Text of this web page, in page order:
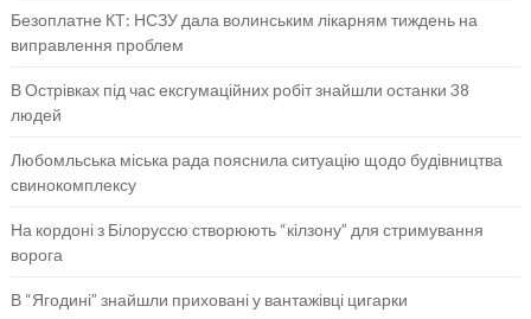
Безоплатне КТ: НСЗУ дала волинським лікарням тиждень на
виправлення проблем
В Острівках під час ексгумаційних робіт знайшли останки 38
людей
Любомльська міська рада пояснила ситуацію щодо будівництва
свинокомплексу
На кордоні з Білоруссю створюють “кілзону” для стримування
ворога
В “Ягодині” знайшли приховані у вантажівці цигарки